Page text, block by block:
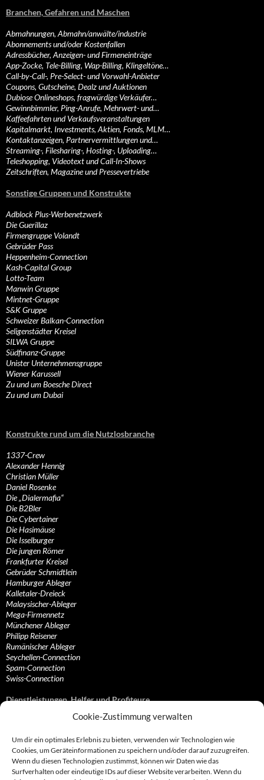
Cookie-Zustimmung verwalten
Um dir ein optimales Erlebnis zu bieten, verwenden wir Technologien wie
Cookies, um Geräteinformationen zu speichern und/oder darauf zuzugreifen.
Wenn du diesen Technologien zustimmst, können wir Daten wie das
Surfverhalten oder eindeutige IDs auf dieser Website verarbeiten. Wenn du
Branchen, Gefahren und Maschen
Abmahnungen, Abmahn/anwälte/industrie
Abonnements und/oder Kostenfallen
Adressbücher, Anzeigen- und Firmeneinträge
App-Zocke, Tele-Billing, Wap-Billing, Klingeltöne…
Call-by-Call-, Pre-Select- und Vorwahl-Anbieter
Coupons, Gutscheine, Dealz und Auktionen
Dubiose Onlineshops, fragwürdige Verkäufer…
Gewinnbimmler, Ping-Anrufe, Mehrwert- und…
Kaffeefahrten und Verkaufsveranstaltungen
Kapitalmarkt, Investments, Aktien, Fonds, MLM…
Kontaktanzeigen, Partnervermittlungen und…
Streaming-, Filesharing-, Hosting-, Uploading…
Teleshopping, Videotext und Call-In-Shows
Zeitschriften, Magazine und Pressevertriebe
Sonstige Gruppen und Konstrukte
Adblock Plus-Werbenetzwerk
Die Guerillaz
Firmengruppe Volandt
Gebrüder Pass
Heppenheim-Connection
Kash-Capital Group
Lotto-Team
Manwin Gruppe
Mintnet-Gruppe
S&K Gruppe
Schweizer Balkan-Connection
Seligenstädter Kreisel
SILWA Gruppe
Südfinanz-Gruppe
Unister Unternehmensgruppe
Wiener Karussell
Zu und um Boesche Direct
Zu und um Dubai
Konstrukte rund um die Nutzlosbranche
1337-Crew
Alexander Hennig
Christian Müller
Daniel Rosenke
Die „Dialermafia“
Die B2Bler
Die Cybertainer
Die Hasimäuse
Die Isselburger
Die jungen Römer
Frankfurter Kreisel
Gebrüder Schmidtlein
Hamburger Ableger
Kalletaler-Dreieck
Malaysischer-Ableger
Mega-Firmennetz
Münchener Ableger
Philipp Reisener
Rumänischer Ableger
Seychellen-Connection
Spam-Connection
Swiss-Connection
Dienstleistungen, Helfer und Profiteure
Anonymisierungsdienste, VPN- und Web-Proxy…
Bezahlsysteme, Finanzdienstleister und…
Bürodienstleister, Firmengründer- und/oder…
Datenhändler, Adressbroker und zielgerichtetes…
Hosting, Routing, Provider, Domain-, Web- und…